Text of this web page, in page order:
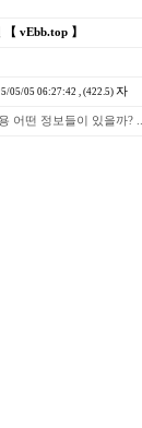
vEbb.top 】
05/05 06:27:42 , (422.5)자
어떤 정보들이 있을까? ...